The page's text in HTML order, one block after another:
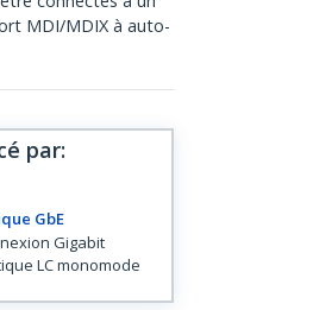
MDI/MDIX à auto-
par:
GbE
Gigabit
LC monomode